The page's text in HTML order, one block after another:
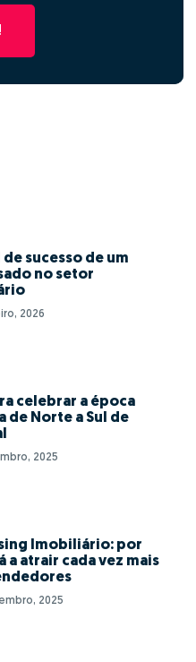
sucesso de um
no setor
2026
celebrar a época
de Norte a Sul de
2025
Imobiliário: por
a atrair cada vez mais
2025